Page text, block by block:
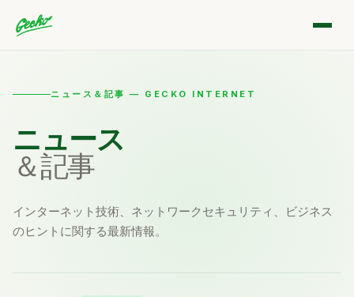
ニュース＆記事 — GECKO INTERNET
ニュース
＆記事
インターネット技術、ネットワークセキュリティ、ビジネス
のヒントに関する最新情報。